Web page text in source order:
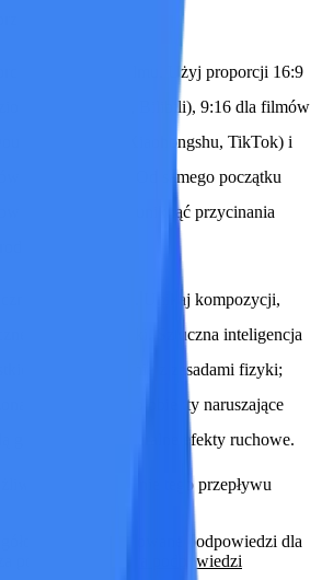
ruchu.
docelowego filmu.
Użyj proporcji 16:9
(YouTube, Bilibili), 9:16 dla filmów
Kuaishou, Xiaohongshu, TikTok) i
kwadratowych. Od samego początku
proporcje, aby uniknąć przycinania
wiarygodność.
Unikaj kompozycji,
z prawami fizyki. Sztuczna inteligencja
elementy zgodnie z zasadami fizyki;
w powietrzu lub obiekty naruszające
generować nienaturalne efekty ruchowe.
płynne działanie tego przepływu
zoptymalizowane podpowiedzi dla
pomocą
generatora podpowiedzi